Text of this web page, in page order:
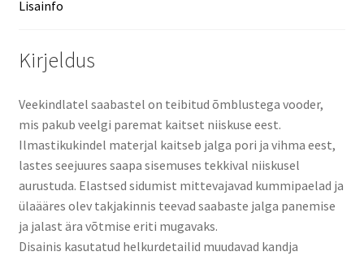
Lisainfo
Kirjeldus
Veekindlatel saabastel on teibitud õmblustega vooder,
mis pakub veelgi paremat kaitset niiskuse eest.
Ilmastikukindel materjal kaitseb jalga pori ja vihma eest,
lastes seejuures saapa sisemuses tekkival niiskusel
aurustuda. Elastsed sidumist mittevajavad kummipaelad ja
ülaääres olev takjakinnis teevad saabaste jalga panemise
ja jalast ära võtmise eriti mugavaks.
Disainis kasutatud helkurdetailid muudavad kandja